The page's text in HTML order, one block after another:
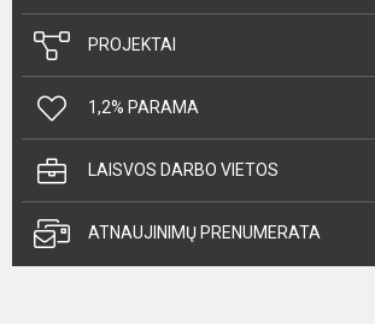
PROJEKTAI
1,2% PARAMA
LAISVOS DARBO VIETOS
ATNAUJINIMŲ PRENUMERATA